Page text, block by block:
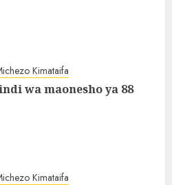
Kimataifa
wa maonesho ya 88
Kimataifa